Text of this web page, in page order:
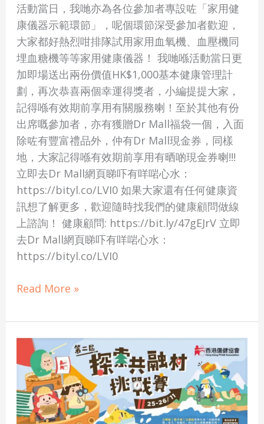
活動當日，我哋亦為各位參加者專設咗「家用健
康儀器示範環節」，呢個環節深受參加者歡迎，
大家都好熱烈咁排隊試用家用血氧機、血壓機同
埋血糖機等等家用健康儀器！ 我哋喺活動當日更
加即場送出兩份價值HK$1,000基本健康管理計
劃，再次恭喜兩個幸運得獎者，小編提提大家，
記得喺有效期前享用有關服務喇！至於其他有份
出席嘅參加者，亦有獲贈Dr Mall福袋一個，入面
除咗有豐富禮品外，仲有Dr Mall現金券，同樣
地，大家記得喺有效期前享用有晒啲現金券喇!!!
立即去Dr Mall網頁睇吓有咩啱心水：
https://bityl.co/LVI0 如果大家還有任何健康資
訊想了解更多，歡迎隨時找我們的健康顧問做線
上諮詢！ 健康顧問: https://bit.ly/47gEJrV 立即
去Dr Mall網頁睇吓有咩啱心水：
https://bityl.co/LVI0
Read More »
港
傷
健
協